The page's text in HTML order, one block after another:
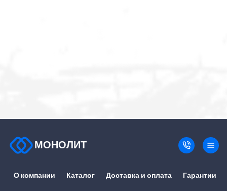
МОНОЛИТ
О компании Каталог Доставка и оплата Гарантии